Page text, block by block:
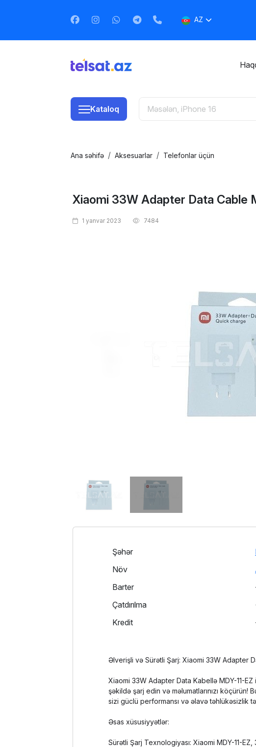
AZ
Kataloq
Ana səhifə Aksesuarlar Telefonlar üçün
Xiaomi 33W Adapter Data Cable
1 yanvar 2023 7484
Şəhər
Növ
Barter
Çatdırılma
Kredit
Əlverişli və Sürətli Şarj: Xiaomi 33W Adapter
Xiaomi 33W Adapter Data Kabellə MDY-11-
şəkildə şarj edin və məlumatlarınızı köçürün!
sizi güclü performansı və əlavə təhlükəsizlik
Əsas xüsusiyyətlər:
Sürətli Şarj Texnologiyası: Xiaomi MDY-11-